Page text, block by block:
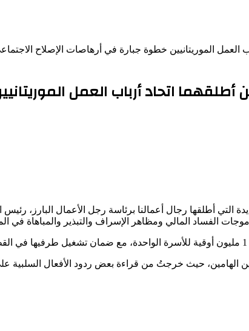
تأسيس 50 أسرة شبابية، الذين أطلقهما اتحاد أرباب
أطلقها رجال أعمالنا برئاسة رجل الأعمال البارز، رئيس
الفساد المالي ومظاهر الإسراف والتبذير والمباهاة في
الهامين، حيث خرجتُ من قراءة بعض ردود الأفعال السلبية